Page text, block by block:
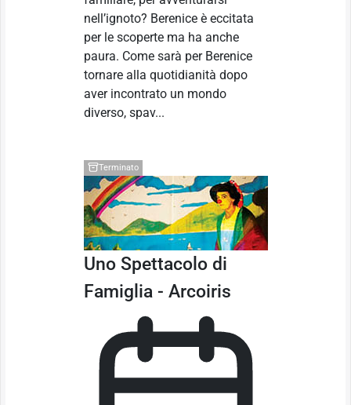
nell’ignoto? Berenice è eccitata
per le scoperte ma ha anche
paura. Come sarà per Berenice
tornare alla quotidianità dopo
aver incontrato un mondo
diverso, spav...
Terminato
Uno Spettacolo di
Famiglia - Arcoiris